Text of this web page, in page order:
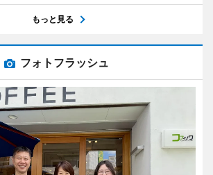
もっと見る
フォトフラッシュ